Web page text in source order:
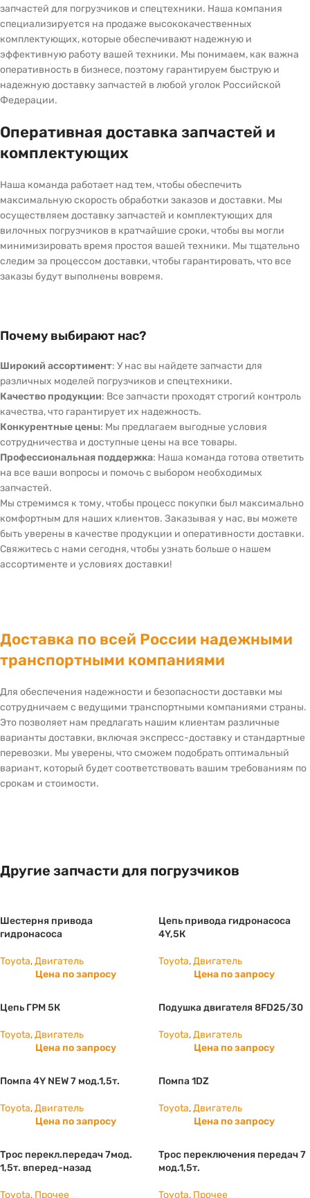
запчастей для погрузчиков и спецтехники. Наша компания
специализируется на продаже высококачественных
комплектующих, которые обеспечивают надежную и
эффективную работу вашей техники. Мы понимаем, как важна
оперативность в бизнесе, поэтому гарантируем быструю и
надежную доставку запчастей в любой уголок Российской
Федерации.
Оперативная доставка запчастей и
комплектующих
Наша команда работает над тем, чтобы обеспечить
максимальную скорость обработки заказов и доставки. Мы
осуществляем доставку запчастей и комплектующих для
вилочных погрузчиков в кратчайшие сроки, чтобы вы могли
минимизировать время простоя вашей техники. Мы тщательно
следим за процессом доставки, чтобы гарантировать, что все
заказы будут выполнены вовремя.
Почему выбирают нас?
Широкий ассортимент: У нас вы найдете запчасти для
различных моделей погрузчиков и спецтехники.
Качество продукции: Все запчасти проходят строгий контроль
качества, что гарантирует их надежность.
Конкурентные цены: Мы предлагаем выгодные условия
сотрудничества и доступные цены на все товары.
Профессиональная поддержка: Наша команда готова ответить
на все ваши вопросы и помочь с выбором необходимых
запчастей.
Мы стремимся к тому, чтобы процесс покупки был максимально
комфортным для наших клиентов. Заказывая у нас, вы можете
быть уверены в качестве продукции и оперативности доставки.
Свяжитесь с нами сегодня, чтобы узнать больше о нашем
ассортименте и условиях доставки!
Доставка по всей России надежными
транспортными компаниями
Для обеспечения надежности и безопасности доставки мы
сотрудничаем с ведущими транспортными компаниями страны.
Это позволяет нам предлагать нашим клиентам различные
варианты доставки, включая экспресс-доставку и стандартные
перевозки. Мы уверены, что сможем подобрать оптимальный
вариант, который будет соответствовать вашим требованиям по
срокам и стоимости.
Другие запчасти для погрузчиков
Шестерня привода
гидронасоса
Toyota,Двигатель
Цена по запросу
Цепь привода гидронасоса
4Y,5К
Toyota,Двигатель
Цена по запросу
Цепь ГРМ 5К
Toyota,Двигатель
Цена по запросу
Подушка двигателя 8FD25/30
Toyota,Двигатель
Цена по запросу
Помпа 4Y NEW 7 мод.1,5т.
Toyota,Двигатель
Цена по запросу
Помпа 1DZ
Toyota,Двигатель
Цена по запросу
Трос перекл.передач 7мод.
1,5т. вперед-назад
Toyota, Прочее
Трос переключения передач 7
мод.1,5т.
Toyota, Прочее